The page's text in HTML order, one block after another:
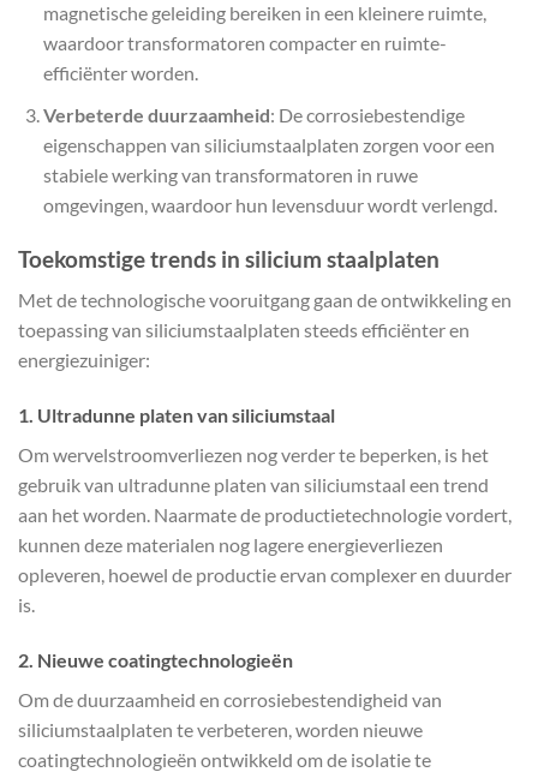
magnetische geleiding bereiken in een kleinere ruimte,
waardoor transformatoren compacter en ruimte-
efficiënter worden.
Verbeterde duurzaamheid: De corrosiebestendige
eigenschappen van siliciumstaalplaten zorgen voor een
stabiele werking van transformatoren in ruwe
omgevingen, waardoor hun levensduur wordt verlengd.
Toekomstige trends in silicium staalplaten
Met de technologische vooruitgang gaan de ontwikkeling en
toepassing van siliciumstaalplaten steeds efficiënter en
energiezuiniger:
1. Ultradunne platen van siliciumstaal
Om wervelstroomverliezen nog verder te beperken, is het
gebruik van ultradunne platen van siliciumstaal een trend
aan het worden. Naarmate de productietechnologie vordert,
kunnen deze materialen nog lagere energieverliezen
opleveren, hoewel de productie ervan complexer en duurder
is.
2. Nieuwe coatingtechnologieën
Om de duurzaamheid en corrosiebestendigheid van
siliciumstaalplaten te verbeteren, worden nieuwe
coatingtechnologieën ontwikkeld om de isolatie te